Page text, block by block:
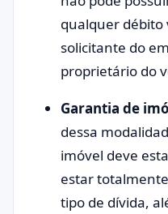
qualquer débito
solicitante do
proprietário do
Garantia de
dessa
imóvel deve
estar
tipo de dívida,